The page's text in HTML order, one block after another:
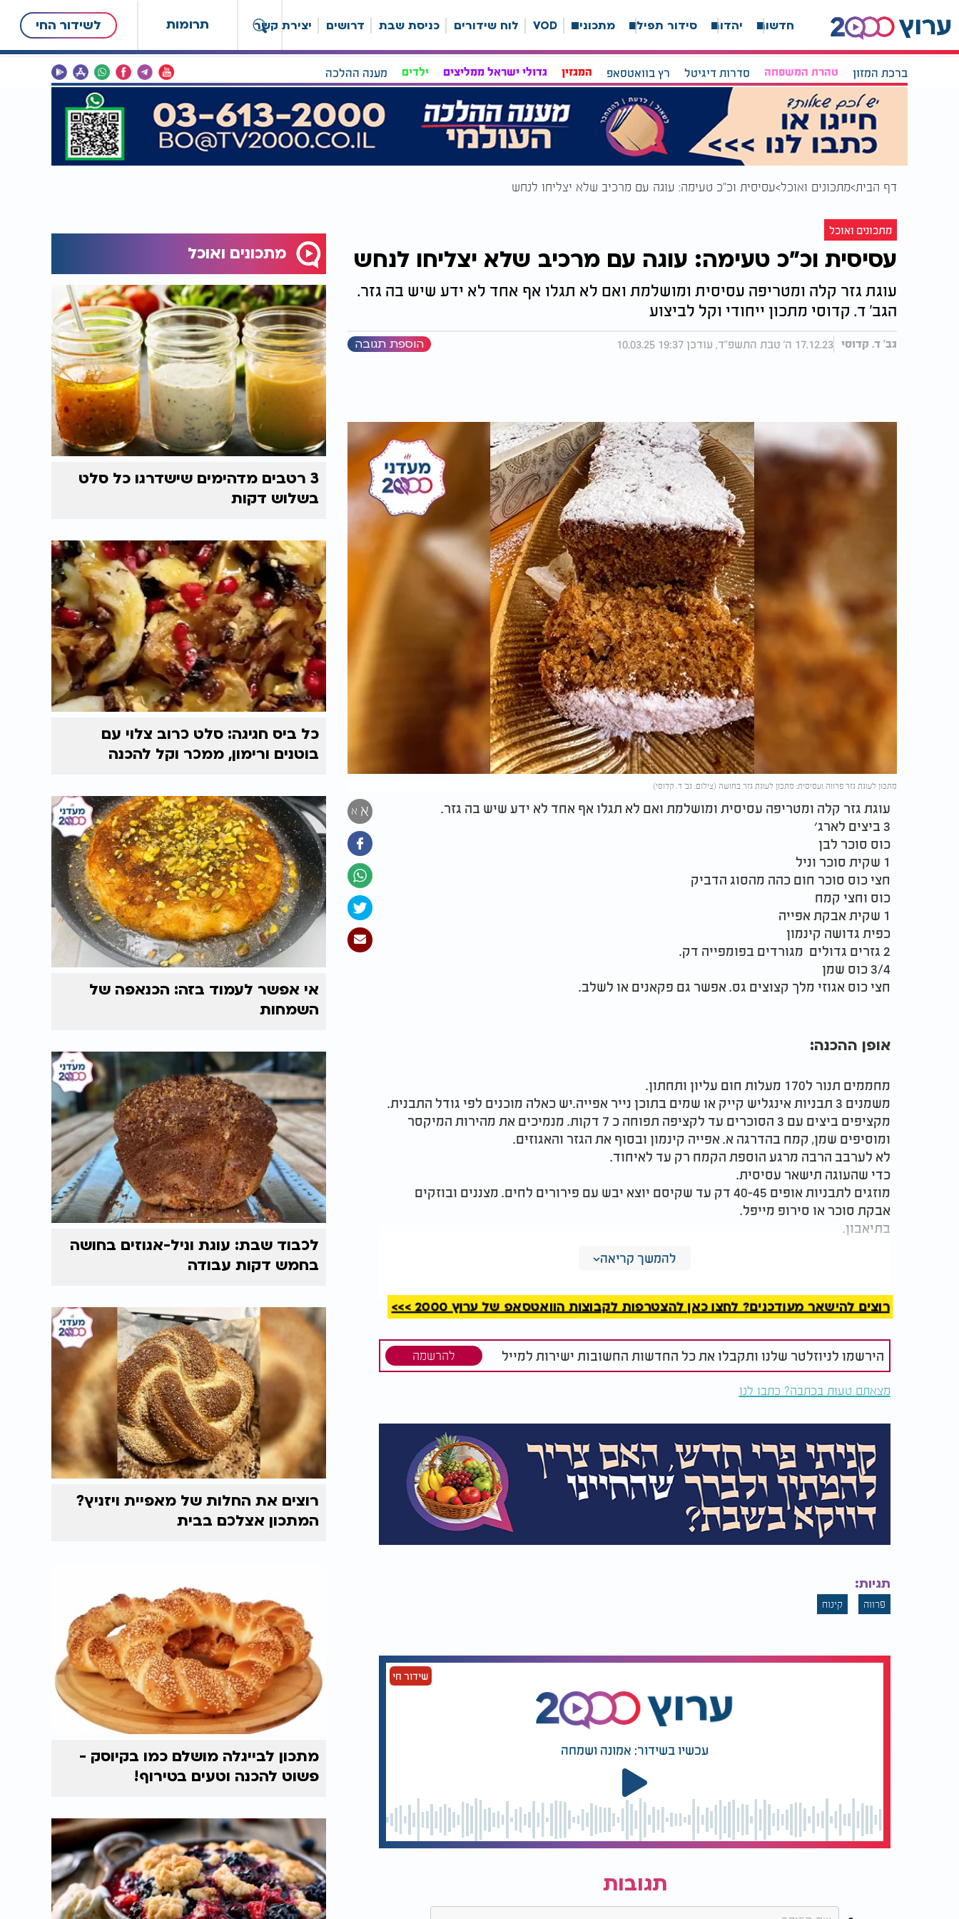
תרומות לשידור החי חדשות יהדות סידור תפילה מתכונים VOD לוח שידורים כניסת שבת דרושים יצירת קשר
ברכת המזון טהרת המשפחה סדרות דיגיטל רץ בוואטסאפ המגזין גדולי ישראל ממליצים ילדים מענה ההלכה
דף הבית מתכונים ואוכל עסיסית וכ"כ טעימה: עוגה עם מרכיב שלא יצליחו לנחש
מתכונים ואוכל
עסיסית וכ"כ טעימה: עוגה עם מרכיב שלא יצליחו לנחש
עוגת גזר קלה ומטריפה עסיסית ומושלמת ואם לא תגלו אף אחד לא ידע שיש בה גזר.
הגב' ד. קדוסי מתכון ייחודי וקל לביצוע
גב' ד. קדוסי 17.12.23 ה' טבת התשפ"ד, עודכן 19:37 10.03.25 הוספת תגובה
מתכון לעוגת גזר פרווה ועסיסית: מתכון לעוגת גזר בחושה (צילום: גב' ד. קדוסי)
א א
עוגת גזר קלה ומטריפה עסיסית ומושלמת ואם לא תגלו אף אחד לא ידע שיש בה גזר.
3 ביצים לארג׳
כוס סוכר לבן
1 שקית סוכר וניל
חצי כוס סוכר חום כהה מהסוג הדביק
כוס וחצי קמח
1 שקית אבקת אפייה
כפית גדושה קינמון
2 גזרים גדולים מגורדים בפומפייה דק.
3/4 כוס שמן
חצי כוס אגוזי מלך קצוצים גס. אפשר גם פקאנים או לשלב.
אופן ההכנה:
מחממים תנור ל170 מעלות חום עליון ותחתון.
משמנים 3 תבניות אינגליש קייק או שמים בתוכן נייר אפייה.יש כאלה מוכנים לפי גודל התבנית.
מקציפים ביצים עם 3 הסוכרים עד לקציפה תפוחה כ 7 דקות. מנמיכים את מהירות המיקסר
ומוסיפים שמן, קמח בהדרגה א. אפייה קינמון ובסוף את הגזר והאגוזים.
לא לערבב הרבה מרגע הוספת הקמח רק עד לאיחוד.
כדי שהעוגה תישאר עסיסית.
מוזגים לתבניות אופים 40-45 דק עד שקיסם יוצא יבש עם פירורים לחים. מצננים ובוזקים
אבקת סוכר או סירופ מייפל.
בתיאבון.
אתם הולכים לעוף עליו:
גליל גבינת שמנת עם
להמשך קריאה
רוצים להישאר מעודכנים? לחצו כאן להצטרפות לקבוצות הוואטסאפ של ערוץ 2000 >>>
הירשמו לניוזלטר שלנו ותקבלו את כל החדשות החשובות ישירות למייל להרשמה
מצאתם טעות בכתבה? כתבו לנו
תגיות:
פרווה קינוח
שידור חי
עכשיו בשידור: אמונה ושמחה
תגובות
מתכונים ואוכל
3 רטבים מדהימים שישדרגו כל סלט
בשלוש דקות
כל ביס חגיגה: סלט כרוב צלוי עם
בוטנים ורימון, ממכר וקל להכנה
אי אפשר לעמוד בזה: הכנאפה של
השמחות
לכבוד שבת: עוגת וניל-אגוזים בחושה
בחמש דקות עבודה
רוצים את החלות של מאפיית ויזניץ?
המתכון אצלכם בבית
מתכון לבייגלה מושלם כמו בקיוסק -
פשוט להכנה וטעים בטירוף!